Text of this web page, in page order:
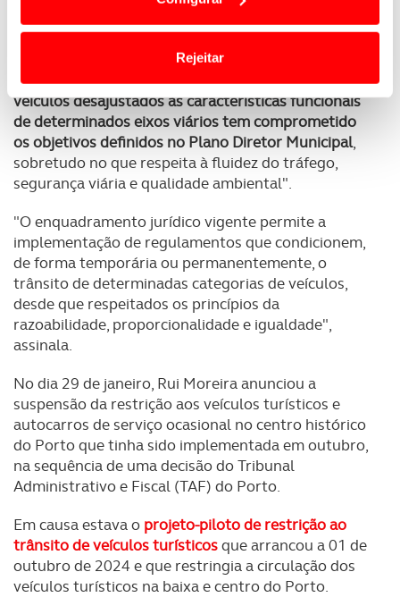
termos e a todo o tempo as suas preferências e limitando
o acesso a informações durante a navegação no
personalizar conteúdos e anúncios, para lhe proporcionar
funcionalidades de redes sociais, bem como para
analisar dados de navegação no nosso website.
Adicionalmente partilhamos informação, relativa à sua
utilização do nosso site de publicidade e de análise, com
parceiros e organizações na UE e em países terceiros.
O ACP garantirá que as transferências internacionais de
dados pessoais serão realizadas apenas com o seu
consentimento e quando tal se afigure estritamente
necessário no contexto dos serviços a prestar.
Realçamos que o bloqueio de certo tipo de Cookies e
tecnologias similares pode ter impacto na sua
experiência de navegação no Website e nos serviços
disponibilizados.
Consulte a política de cookies do site.
Rejeitar
saturação das vias e prejudicando a vivência
A Câmara do Porto admite até que "a circulação de
veículos desajustados às características funcionais
de determinados eixos viários tem comprometido
os objetivos definidos no Plano Diretor Municipal,
sobretudo no que respeita à fluidez do tráfego,
segurança viária e qualidade ambiental".
"O enquadramento jurídico vigente permite a
implementação de regulamentos que condicionem,
de forma temporária ou permanentemente, o
trânsito de determinadas categorias de veículos,
desde que respeitados os princípios da
razoabilidade, proporcionalidade e igualdade",
assinala.
No dia 29 de janeiro, Rui Moreira anunciou a
suspensão da restrição aos veículos turísticos e
autocarros de serviço ocasional no centro histórico
do Porto que tinha sido implementada em outubro,
na sequência de uma decisão do Tribunal
Administrativo e Fiscal (TAF) do Porto.
Em causa estava o projeto-piloto de restrição ao
trânsito de veículos turísticosque arrancou a 01 de
outubro de 2024 e que restringia a circulação dos
veículos turísticos na baixa e centro do Porto.